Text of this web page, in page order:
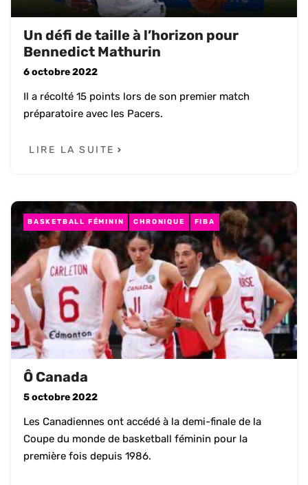
Un défi de taille à l’horizon pour
Bennedict Mathurin
6 octobre 2022
Il a récolté 15 points lors de son premier match
préparatoire avec les Pacers.
LIRE LA SUITE
BASKETBALL FÉMININ CHRONIQUE FIBA
Ô Canada
5 octobre 2022
Les Canadiennes ont accédé à la demi-finale de la
Coupe du monde de basketball féminin pour la
première fois depuis 1986.